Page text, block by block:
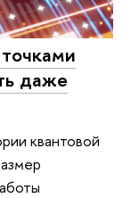
даже
квантовой